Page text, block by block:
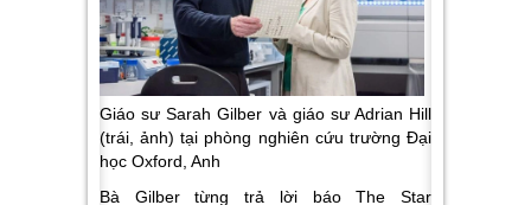
Giáo sư Sarah Gilber và giáo sư Adrian Hill
(trái, ảnh) tại phòng nghiên cứu trường Đại
học Oxford, Anh
Bà Gilber từng trả lời báo The Star